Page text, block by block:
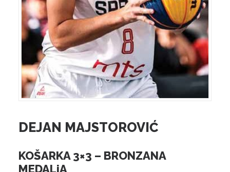
DEJAN MAJSTOROVIĆ
KOŠARKA 3×3 – BRONZANA
MEDALjA